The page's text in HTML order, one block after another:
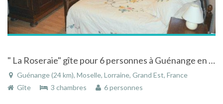
" La Roseraie" gîte pour 6 personnes à Guénange en Moselle Région Lorraine
Guénange (24 km), Moselle, Lorraine, Grand Est, France
Gîte
3 chambres 6 personnes